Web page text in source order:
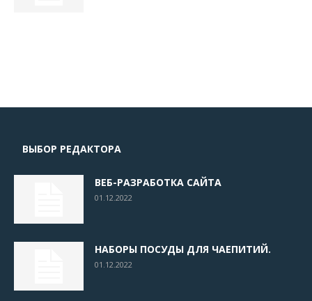
ВЫБОР РЕДАКТОРА
ВЕБ-РАЗРАБОТКА САЙТА
01.12.2022
НАБОРЫ ПОСУДЫ ДЛЯ ЧАЕПИТИЙ.
01.12.2022